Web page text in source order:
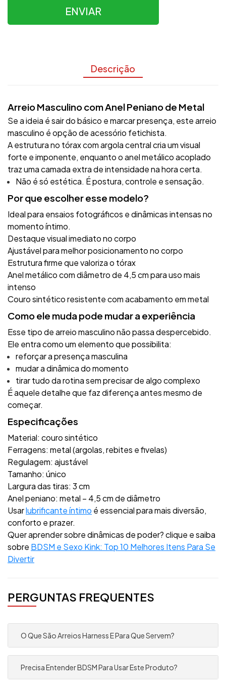
ENVIAR
Descrição
Arreio Masculino com Anel Peniano de Metal
Se a ideia é sair do básico e marcar presença, este arreio
masculino é opção de acessório fetichista.
A estrutura no tórax com argola central cria um visual
forte e imponente, enquanto o anel metálico acoplado
traz uma camada extra de intensidade na hora certa.
Não é só estética. É postura, controle e sensação.
Por que escolher esse modelo?
Ideal para ensaios fotográficos e dinâmicas intensas no
momento íntimo.
Destaque visual imediato no corpo
Ajustável para melhor posicionamento no corpo
Estrutura firme que valoriza o tórax
Anel metálico com diâmetro de 4,5 cm para uso mais
intenso
Couro sintético resistente com acabamento em metal
Como ele muda pode mudar a experiência
Esse tipo de arreio masculino não passa despercebido.
Ele entra como um elemento que possibilita:
reforçar a presença masculina
mudar a dinâmica do momento
tirar tudo da rotina sem precisar de algo complexo
É aquele detalhe que faz diferença antes mesmo de
começar.
Especificações
Material: couro sintético
Ferragens: metal (argolas, rebites e fivelas)
Regulagem: ajustável
Tamanho: único
Largura das tiras: 3 cm
Anel peniano: metal – 4,5 cm de diâmetro
Usarlubrificante íntimo é essencial para mais diversão,
conforto e prazer.
Quer aprender sobre dinâmicas de poder? clique e saiba
sobre BDSM e Sexo Kink: Top 10 Melhores Itens Para Se
Divertir
PERGUNTAS FREQUENTES
O Que São Arreios Harness E Para Que Servem?
Precisa Entender BDSM Para Usar Este Produto?